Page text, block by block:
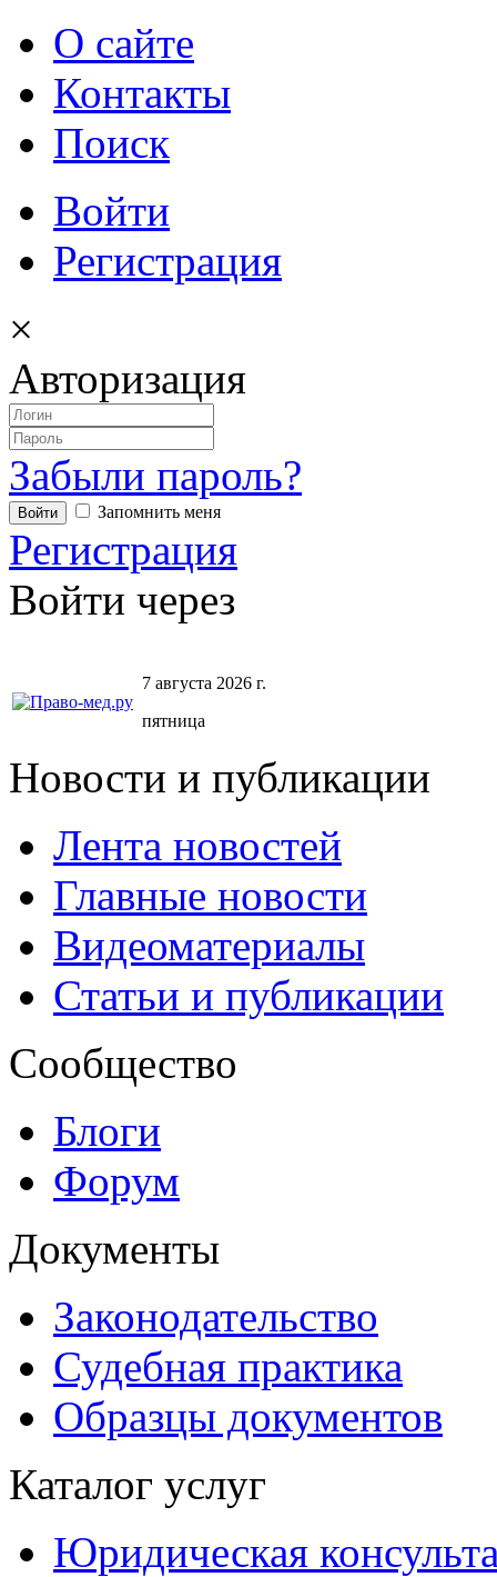
О сайте
Контакты
Поиск
Войти
Регистрация
×
Авторизация
Забыли пароль?
Запомнить меня
Регистрация
Войти через
7 августа 2026 г.
пятница
Новости и публикации
Лента новостей
Главные новости
Видеоматериалы
Статьи и публикации
Сообщество
Блоги
Форум
Документы
Законодательство
Судебная практика
Образцы документов
Каталог услуг
Юридическая